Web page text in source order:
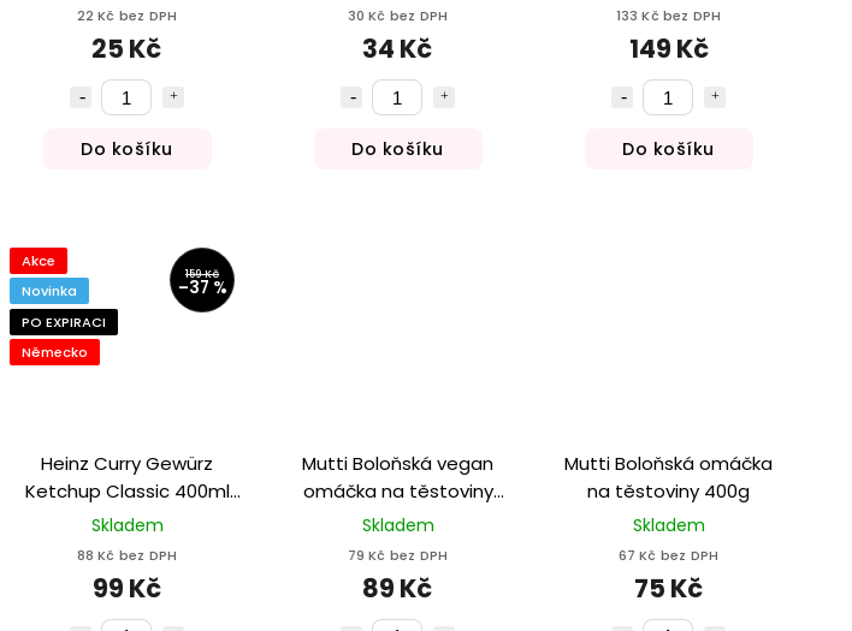
22 Kč bez DPH
25 Kč
Do košíku
30 Kč bez DPH
34 Kč
Do košíku
133 Kč bez DPH
149 Kč
Do košíku
Akce
Novinka
PO EXPIRACI
Německo
159 Kč
–37 %
Heinz Curry Gewürz
Ketchup Classic 400ml
DMT 1.8.2026
Skladem
88 Kč bez DPH
99 Kč
Mutti Boloňská vegan
omáčka na těstoviny
280g
Skladem
79 Kč bez DPH
89 Kč
Mutti Boloňská omáčka
na těstoviny 400g
Skladem
67 Kč bez DPH
75 Kč